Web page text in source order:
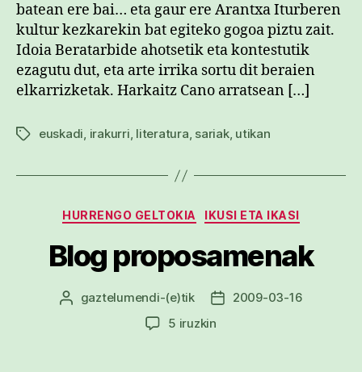
batean ere bai… eta gaur ere Arantxa Iturberen
kultur kezkarekin bat egiteko gogoa piztu zait.
Idoia Beratarbide ahotsetik eta kontestutik
ezagutu dut, eta arte irrika sortu dit beraien
elkarrizketak. Harkaitz Cano arratsean […]
Etiketakeuskadi, irakurri, literatura, sariak, utikan
Kategoriak
HURRENGO GELTOKIA IKUSI ETA IKASI
Blog proposamenak
Argitalpenaren
gaztelumendi-(e)tik
Argitalpenaren
2009-03-16
5 iruzkinBlog